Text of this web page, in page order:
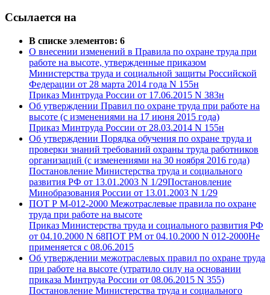
Ссылается на
В списке элементов: 6
О внесении изменений в Правила по охране труда при
работе на высоте, утвержденные приказом
Министерства труда и социальной защиты Российской
Федерации от 28 марта 2014 года N 155н
Приказ Минтруда России от 17.06.2015 N 383н
Об утверждении Правил по охране труда при работе на
высоте (с изменениями на 17 июня 2015 года)
Приказ Минтруда России от 28.03.2014 N 155н
Об утверждении Порядка обучения по охране труда и
проверки знаний требований охраны труда работников
организаций (с изменениями на 30 ноября 2016 года)
Постановление Министерства труда и социального
развития РФ от 13.01.2003 N 1/29Постановление
Минобразования России от 13.01.2003 N 1/29
ПОТ Р М-012-2000 Межотраслевые правила по охране
труда при работе на высоте
Приказ Министерства труда и социального развития РФ
от 04.10.2000 N 68ПОТ РМ от 04.10.2000 N 012-2000Не
применяется с 08.06.2015
Об утверждении межотраслевых правил по охране труда
при работе на высоте (утратило силу на основании
приказа Минтруда России от 08.06.2015 N 355)
Постановление Министерства труда и социального